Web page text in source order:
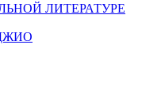
ЛИТЕРАТУРЕ